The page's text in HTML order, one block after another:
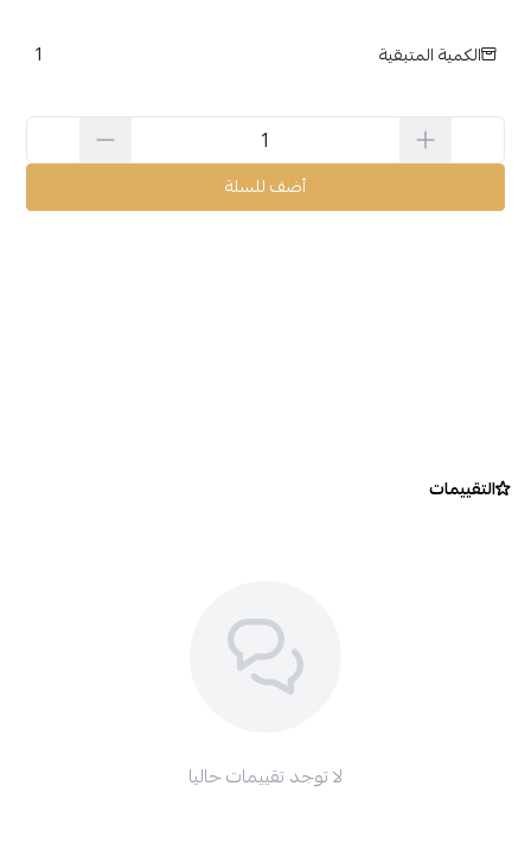
الكمية المتبقية 1
أضف للسلة
التقييمات
لا توجد تقييمات حاليا